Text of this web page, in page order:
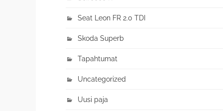
Seat Leon FR 2.0 TDI
Skoda Superb
Tapahtumat
Uncategorized
Uusi paja